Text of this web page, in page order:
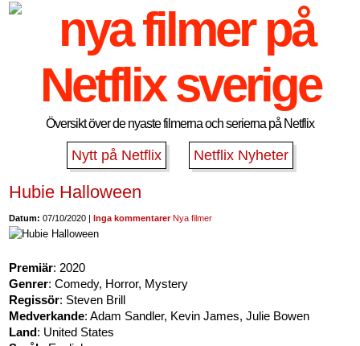
Översikt över de nyaste filmerna och serierna på Netflix
Nytt på Netflix Netflix Nyheter
Hubie Halloween
Datum: 07/10/2020 |Inga kommentarer Nya filmer
Premiär: 2020
Genrer: Comedy, Horror, Mystery
Regissör: Steven Brill
Medverkande: Adam Sandler, Kevin James, Julie Bowen
Land: United States